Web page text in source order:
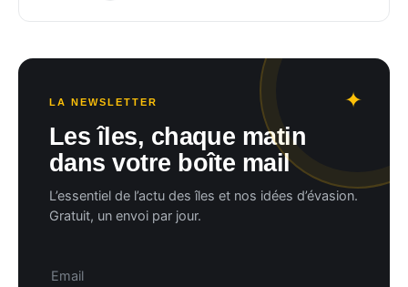
LA NEWSLETTER
Les îles, chaque matin
dans votre boîte mail
L’essentiel de l’actu des îles et nos idées d’évasion.
Gratuit, un envoi par jour.